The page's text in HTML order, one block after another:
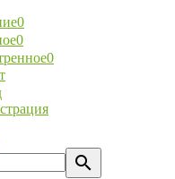
0
0
0